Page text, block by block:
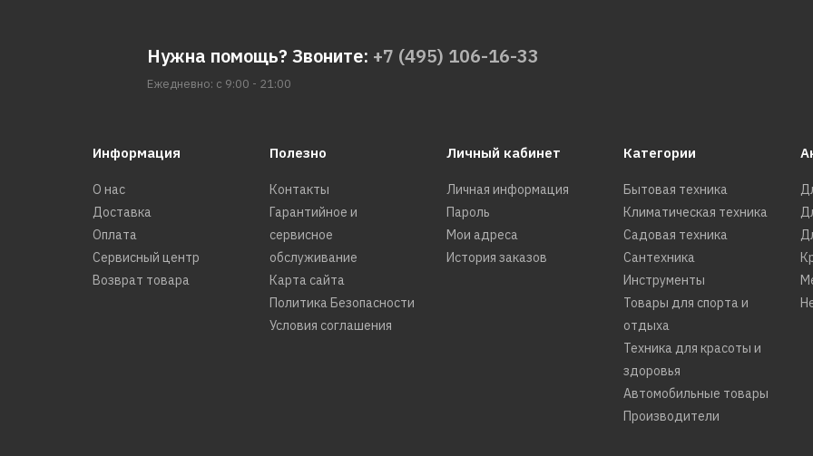
Нужна помощь? Звоните: +7 (495) 106-16-33
Ежедневно: с 9:00 - 21:00
Информация
О нас
Доставка
Оплата
Сервисный центр
Возврат товара
Полезно
Контакты
Гарантийное и
сервисное
обслуживание
Карта сайта
Политика Безопасности
Условия соглашения
Личный кабинет
Личная информация
Пароль
Мои адреса
История заказов
Категории
Бытовая техника
Климатическая техника
Садовая техника
Сантехника
Инструменты
Товары для спорта и
отдыха
Техника для красоты и
здоровья
Автомобильные товары
Производители